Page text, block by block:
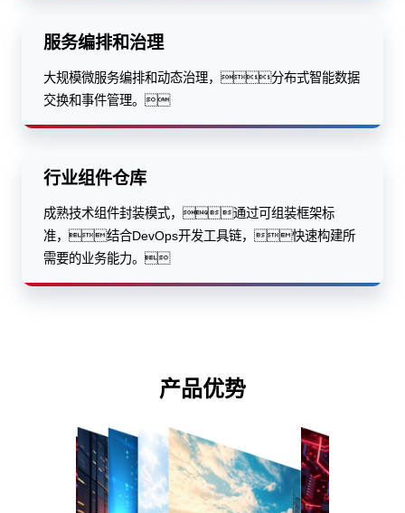
服务编排和治理
大规模微服务编排和动态治理，分布式智能数据
交换和事件管理。
行业组件仓库
成熟技术组件封装模式，通过可组装框架标
准，结合DevOps开发工具链，快速构建所
需要的业务能力。
产品优势